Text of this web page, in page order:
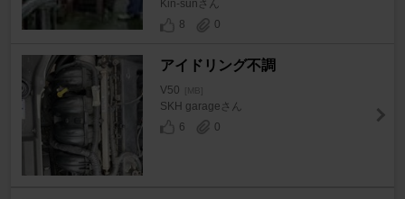
Kin-sunさん
8
0
アイドリング不調
V50 [MB]
SKH garageさん
6
0